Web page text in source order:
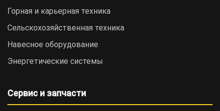
Горная и карьерная техника
Сельскохозяйственная техника
Навесное оборудование
Энергетические системы
Сервис и запчасти